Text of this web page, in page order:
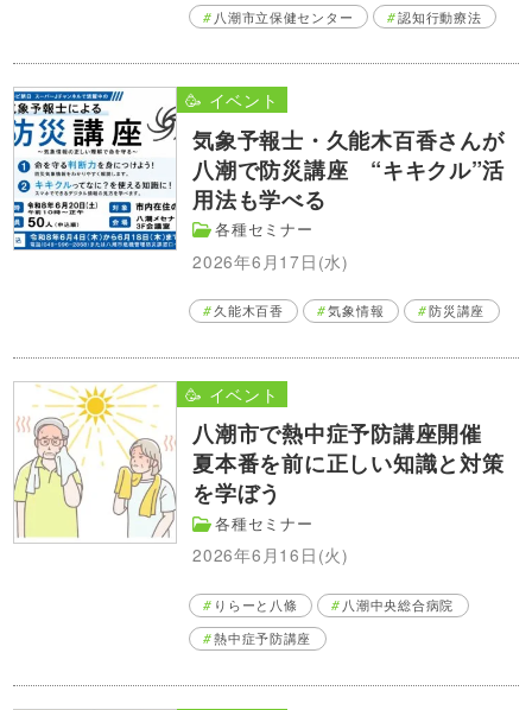
八潮市立保健センター 認知行動療法
気象予報士・久能木百香さんが
八潮で防災講座 “キキクル”活
用法も学べる
各種セミナー
2026年6月17日(水)
🥳 イベント
久能木百香 気象情報 防災講座
八潮市で熱中症予防講座開催
夏本番を前に正しい知識と対策
を学ぼう
各種セミナー
2026年6月16日(火)
🥳 イベント
りらーと八條
八潮中央総合病院
熱中症予防講座